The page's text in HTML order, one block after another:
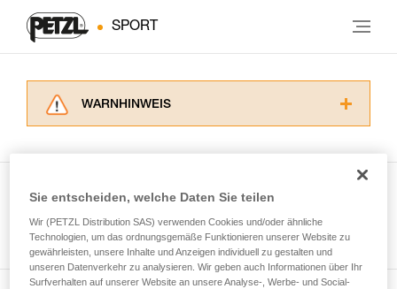
SPORT
WARNHINWEIS
ziehen. Um diese Zusatzinformationen
der Gebrauchsanweisung enthaltenen
Informationen richtig verstanden haben.
Die Beherrschung dieser Techniken setzt eine
entsprechende Ausbildung und ein spezielles
Alle Techniken ansehen
Sie entscheiden, welche Daten Sie teilen
Wir (PETZL Distribution SAS) verwenden Cookies und/oder ähnliche
Technologien, um das ordnungsgemäße Funktionieren unserer Website zu
gewährleisten, unsere Inhalte und Anzeigen individuell zu gestalten und
unseren Datenverkehr zu analysieren. Wir geben auch Informationen über Ihr
Surfverhalten auf unserer Website an unsere Analyse-, Werbe- und Social-